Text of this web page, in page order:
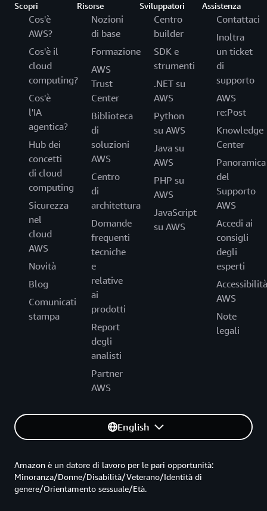
Scopri
Cos'è
AWS?
Cos'è il
cloud
computing?
Cos'è
l'IA
agentica?
Hub dei
concetti
di cloud
computing
Sicurezza
nel
cloud
AWS
Novità
Blog
Comunicati
stampa
Risorse
Nozioni
di base
Formazione
AWS
Trust
Center
Biblioteca
di
soluzioni
AWS
Centro
di
architettura
Domande
frequenti
tecniche
e
relative
ai
prodotti
Report
degli
analisti
Partner
AWS
Sviluppatori
Centro
builder
SDK e
strumenti
.NET su
AWS
Python
su AWS
Java su
AWS
PHP su
AWS
JavaScript
su AWS
Assistenza
Contattaci
Inoltra
un ticket
di
supporto
AWS
re:Post
Knowledge
Center
Panoramica
del
Supporto
AWS
Accedi ai
consigli
degli
esperti
Accessibilità
AWS
Note
legali
English
Amazon è un datore di lavoro per le pari opportunità:
Minoranza/Donne/Disabilità/Veterano/Identità di
genere/Orientamento sessuale/Età.